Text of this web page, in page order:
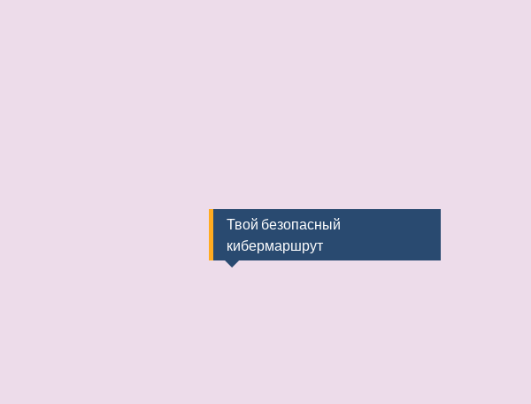
Твой безопасный
кибермаршрут